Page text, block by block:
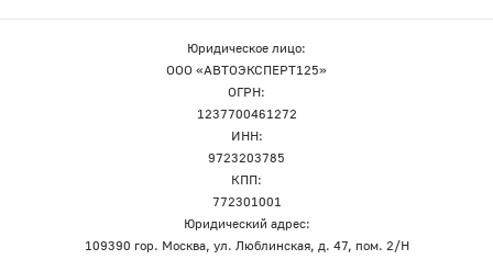
Юридическое лицо:
ООО «АВТОЭКСПЕРТ125»
ОГРН:
1237700461272
ИНН:
9723203785
КПП:
772301001
Юридический адрес:
109390 гор. Москва, ул. Люблинская, д. 47, пом. 2/Н